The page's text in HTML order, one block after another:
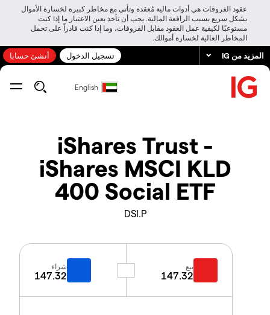
عقود الفروقات هي أدوات مالية مُعقدة وتأتي مع مخاطر كبيرة لخسارة الأموال
بشكل سريع بسبب الرافعة المالية. يجب أن تأخذ بعين الاعتبار ما إذا كنت
مستوعبًا لكيفية عمل العقود مقابل الفروقات، وما إذا كنت قادراً على تحمل
المخاطر العالية لخسارة أموالك.
المزيد من IG تسجيل الدخول أنشئ حسابا
English
iShares Trust -
iShares MSCI KLD
400 Social ETF
DSI.P
بيع
147.32
شراء
147.32